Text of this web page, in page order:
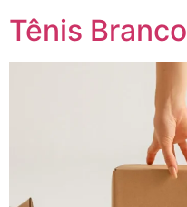
Tênis Branco